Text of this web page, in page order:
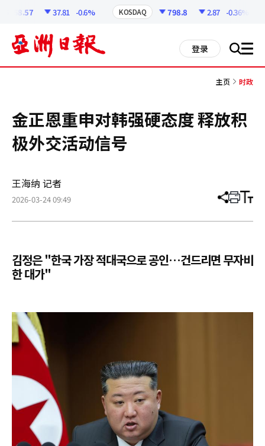
37.81 -0.6% KOSDAQ 798.8 2.87 -0.36%
登录 搜 all
主页 时政
金正恩重申对韩强硬态度 释放积
极外交活动信号
王海纳 记者
2026-03-24 09:49 分
章
打 调
小
김정은 "한국 가장 적대국으로 공인…건드리면 무자비
한 대가"